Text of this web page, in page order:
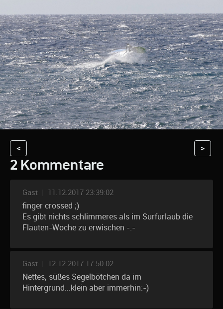
< >
2 Kommentare
Gast 11.12.2017 23:39:02
finger crossed ;)
Es gibt nichts schlimmeres als im Surfurlaub die
Flauten-Woche zu erwischen -.-
Gast 12.12.2017 17:50:02
Nettes, süßes Segelbötchen da im
Hintergrund...klein aber immerhin:-)